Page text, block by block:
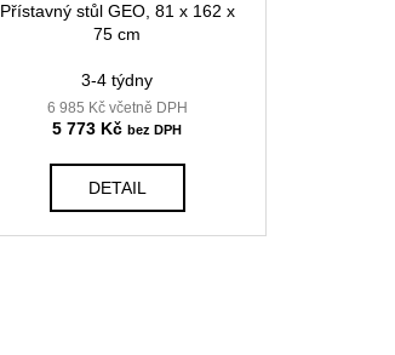
Přístavný stůl GEO, 81 x 162 x
75 cm
3-4 týdny
6 985 Kč včetně DPH
5 773 Kč
DETAIL